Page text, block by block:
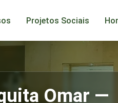
Projetos Sociais
Omar —